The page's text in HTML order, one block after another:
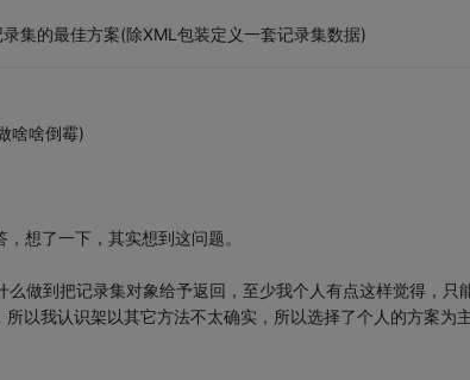
集的最佳方案(除XML包装定义一套记录集数据)
啥啥倒霉)
想了一下，其实想到这问题。
做到把记录集对象给予返回，至少我个人有点这样觉得，只
以我认识架以其它方法不太确实，所以选择了个人的方案为